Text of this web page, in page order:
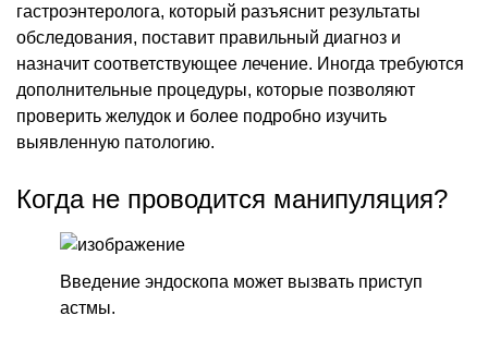
гастроэнтеролога, который разъяснит результаты
обследования, поставит правильный диагноз и
назначит соответствующее лечение. Иногда требуются
дополнительные процедуры, которые позволяют
проверить желудок и более подробно изучить
выявленную патологию.
Когда не проводится манипуляция?
Введение эндоскопа может вызвать приступ
астмы.